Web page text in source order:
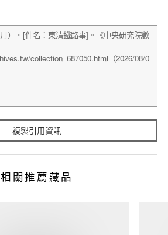
複製引用資訊
相關推薦藏品